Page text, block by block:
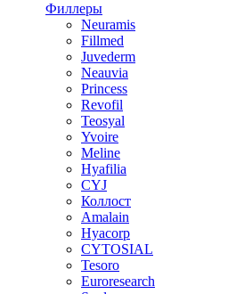
Филлеры
Neuramis
Fillmed
Juvederm
Neauvia
Princess
Revofil
Teosyal
Yvoire
Meline
Hyafilia
CYJ
Коллост
Amalain
Hyacorp
CYTOSIAL
Tesoro
Euroresearch